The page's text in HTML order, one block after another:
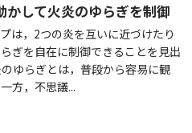
して火炎のゆらぎを制御
は，2つの炎を互いに近づけたり
ぎを自在に制御できることを見出
ゆらぎとは，普段から容易に観
方，不思議...